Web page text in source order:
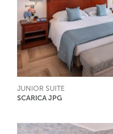
JUNIOR SUITE
SCARICA JPG